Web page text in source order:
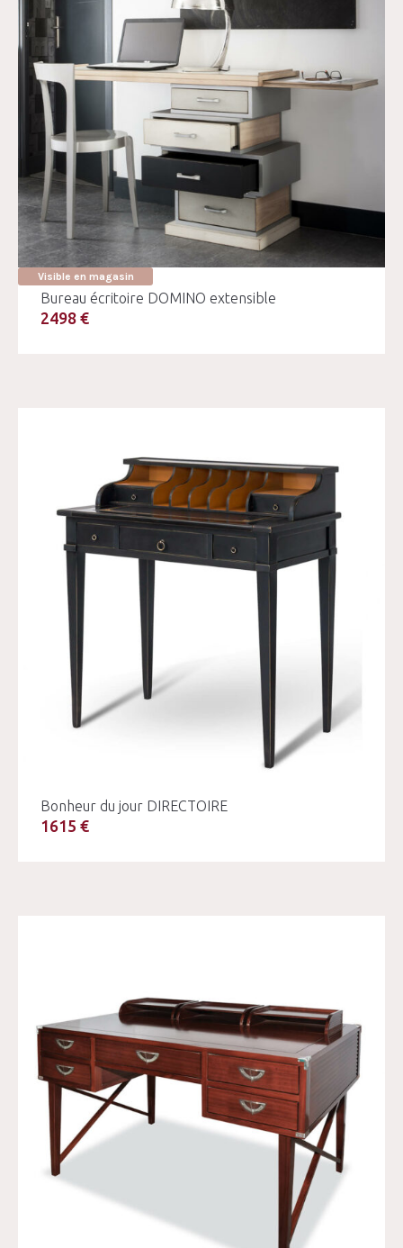
Visible en magasin
Bureau écritoire DOMINO extensible
2498 €
Bonheur du jour DIRECTOIRE
1615 €